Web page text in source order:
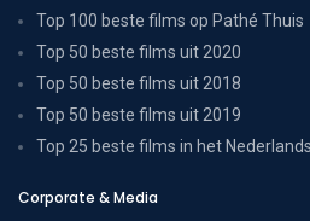
Top 100 beste films op Pathé Thuis
Top 50 beste films uit 2020
Top 50 beste films uit 2018
Top 50 beste films uit 2019
Top 25 beste films in het Nederlands
Corporate & Media